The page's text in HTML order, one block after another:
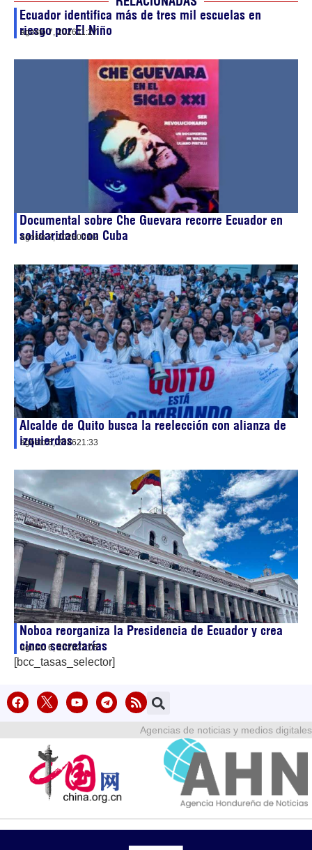
Ecuador identifica más de tres mil escuelas en
riesgo por El Niño
agosto 7, 202611:27
Documental sobre Che Guevara recorre Ecuador en
solidaridad con Cuba
agosto 7, 202600:02
Alcalde de Quito busca la reelección con alianza de
izquierdas
agosto 6, 202621:33
Noboa reorganiza la Presidencia de Ecuador y crea
cinco secretarías
agosto 6, 202621:05
[bcc_tasas_selector]
Agencias de noticias y medios digitales